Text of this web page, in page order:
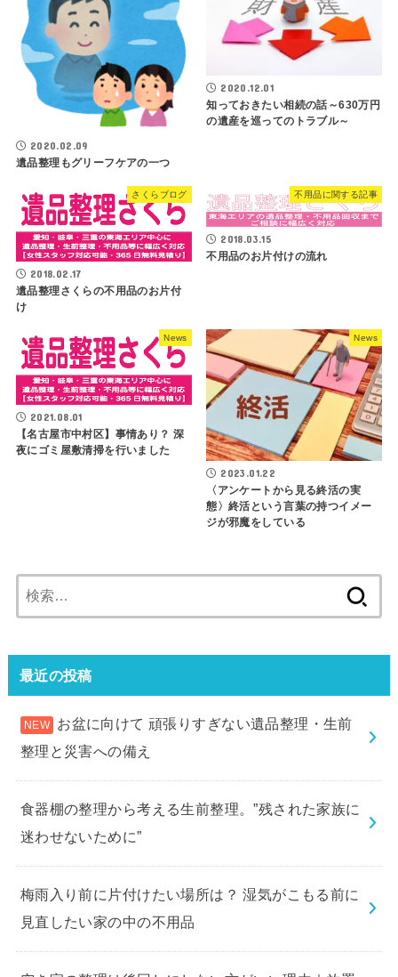
2020.02.09
遺品整理もグリーフケアの一つ
2020.12.01
知っておきたい相続の話～630万円
の遺産を巡ってのトラブル～
さくらブログ
2018.02.17
遺品整理さくらの不用品のお片付
け
不用品に関する記事
2018.03.15
不用品のお片付けの流れ
News
2021.08.01
【名古屋市中村区】事情あり？ 深
夜にゴミ屋敷清掃を行いました
News
2023.01.22
〈アンケートから見る終活の実
態〉終活という言葉の持つイメー
ジが邪魔をしている
索:
最近の投稿
お盆に向けて 頑張りすぎない遺品整理・生前
整理と災害への備え
食器棚の整理から考える生前整理。”残された家族に
迷わせないために”
梅雨入り前に片付けたい場所は？ 湿気がこもる前に
見直したい家の中の不用品